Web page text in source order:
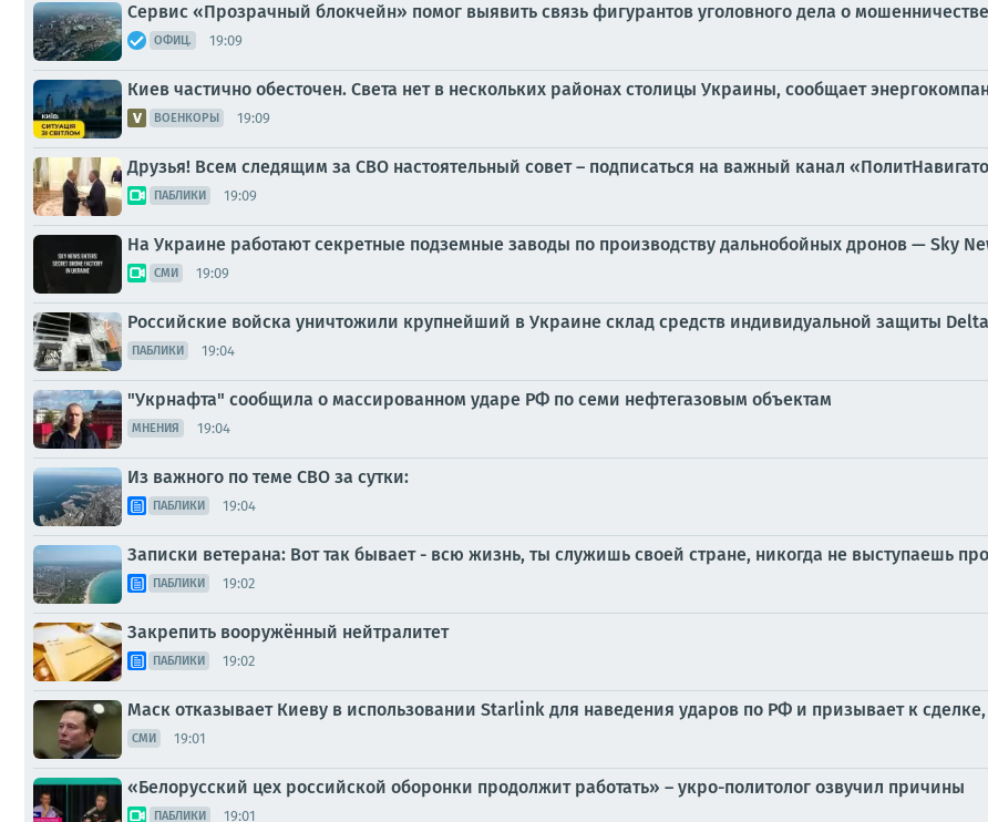
Сервис «Прозрачный блокчейн» помог выявить связь фигурантов уголовного дела о
ОФИЦ. 19:09
Киев частично обесточен. Света нет в нескольких районах столицы Украины, сообщает
ВОЕНКОРЫ 19:09
Друзья! Всем следящим за СВО настоятельный совет – подписаться на важный канал
ПАБЛИКИ 19:09
На Украине работают секретные подземные заводы по производству дальнобойных дронов — Sky
СМИ 19:09
Российские войска уничтожили крупнейший в Украине склад средств индивидуальной защиты
ПАБЛИКИ 19:04
"Укрнафта" сообщила о массированном ударе РФ по семи нефтегазовым объектам
МНЕНИЯ 19:04
Из важного по теме СВО за сутки:
ПАБЛИКИ 19:04
Записки ветерана: Вот так бывает - всю жизнь, ты служишь своей стране, никогда не выступаешь
ПАБЛИКИ 19:02
Закрепить вооружённый нейтралитет
ПАБЛИКИ 19:02
Маск отказывает Киеву в использовании Starlink для наведения ударов по РФ и призывает к
СМИ 19:01
«Белорусский цех российской оборонки продолжит работать» – укро-политолог озвучил причины
ПАБЛИКИ 19:01